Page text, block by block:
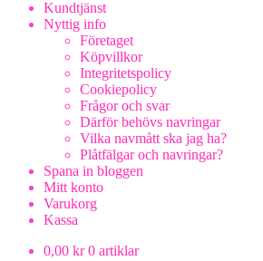
Kundtjänst
Nyttig info
Företaget
Köpvillkor
Integritetspolicy
Cookiepolicy
Frågor och svar
Därför behövs navringar
Vilka navmått ska jag ha?
Plåtfälgar och navringar?
Spana in bloggen
Mitt konto
Varukorg
Kassa
0,00 kr 0 artiklar